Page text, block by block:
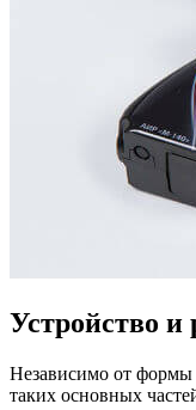
Устройство и
Независимо от формы
таких основных